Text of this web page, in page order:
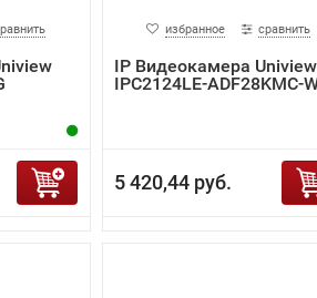
избранное сравнить
IP Видеокамера Uniview
IPC2124LE-ADF28KMC-
5 420,44 руб.